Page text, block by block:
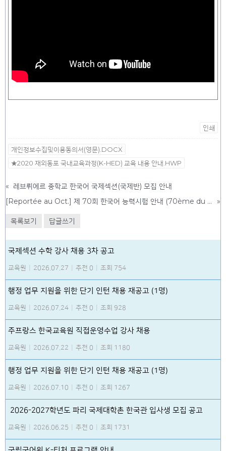
인쇄
개인정보수집및이용동의서(영문).DOCX
★2020 재외동포 국내교육과정(K-HED) 교육 내용 안내.HWP
« 레브뤼에르 중학교 한국어 국제섹션(국제반) 모집 안내
[Reportée au Oct.] 제 70회 한국어 능력시험 안내 (70ème du TOPIK(Test Of Proficiency In Korean) le 23 mai 2020) ()
»
목록보기 답글쓰기
국제섹션 수학 강사 채용 3차 공고
교육원 2026.07.27 추천 0 조회 754
행정 업무 지원을 위한 단기 인턴 채용 재공고 (1명)
교육원 2026.07.24 추천 0 조회 928
주프랑스 한국교육원 직접운영수업 강사 채용
교육원 2026.07.22 추천 0 조회 1180
행정 업무 지원을 위한 단기 인턴 채용 재공고 (1명)
교육원 2026.07.10 추천 0 조회 1267
2026-2027학년도 파리 국제대학촌 한국관 입사생 모집 공고
교육원 2026.06.25 추천 0 조회 1731